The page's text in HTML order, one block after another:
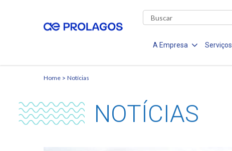
A Empresa Serviços
Home Notícias
NOTÍCIAS